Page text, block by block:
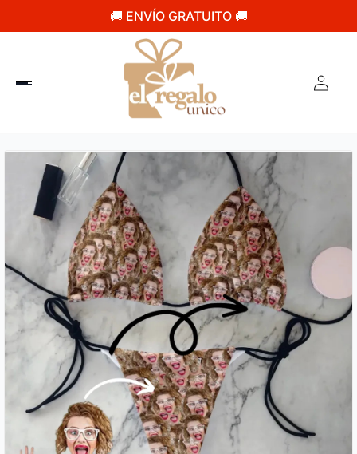
🚚 ENVÍO GRATUITO 🚚